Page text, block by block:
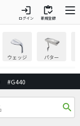
login
ログイン
inventory
新規登録
ウェッジ パター
#G440
search